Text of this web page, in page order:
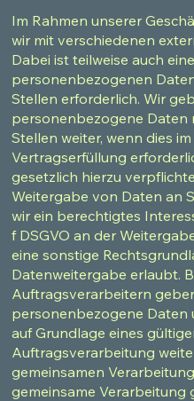
Im Rahmen unserer
wir mit verschiedenen
Dabei ist teilweise auch
personenbezogenen
Stellen erforderlich. Wir
personenbezogene Daten
Stellen weiter, wenn dies
Vertragserfüllung
gesetzlich hierzu
Weitergabe von Daten an
wir ein berechtigtes
f DSGVO an der
eine sonstige
Datenweitergabe erlaubt.
Auftragsverarbeitern
personenbezogene Daten
auf Grundlage eines
Auftragsverarbeitung
gemeinsamen
gemeinsame Verarbeitung